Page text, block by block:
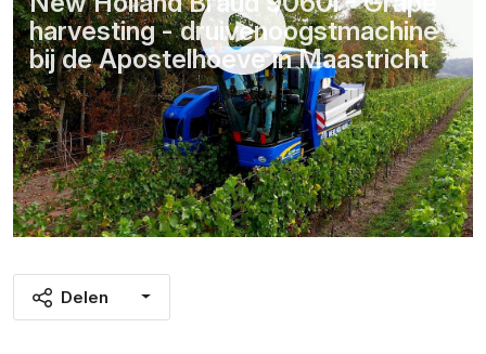
harvesting - druivenoogstmachine
bij de Apostelhoeve in Maastricht
Delen